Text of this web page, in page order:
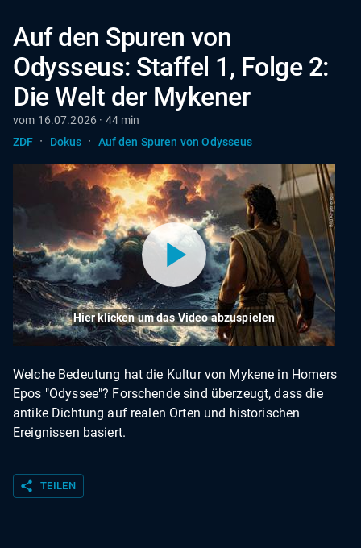
Auf den Spuren von
Odysseus: Staffel 1, Folge 2:
Die Welt der Mykener
vom 16.07.2026 · 44 min
ZDF · Dokus · Auf den Spuren von Odysseus
Hier klicken um das Video abzuspielen
Welche Bedeutung hat die Kultur von Mykene in Homers
Epos "Odyssee"? Forschende sind überzeugt, dass die
antike Dichtung auf realen Orten und historischen
Ereignissen basiert.
share TEILEN